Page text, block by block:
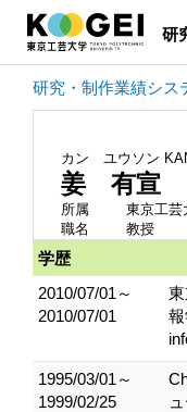
研
研究・制作業績シス
カン ユウソン
姜 有宣
所属
東京工
職名
教授
学歴
2010/07/01～
2010/07/01
1995/03/01～
1999/02/25